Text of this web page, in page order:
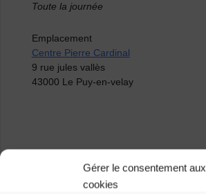
Gérer le consentement aux
cookies
Toute la journée
Emplacement
Centre Pierre Cardinal
9 rue jules vallès
43000 Le Puy-en-velay